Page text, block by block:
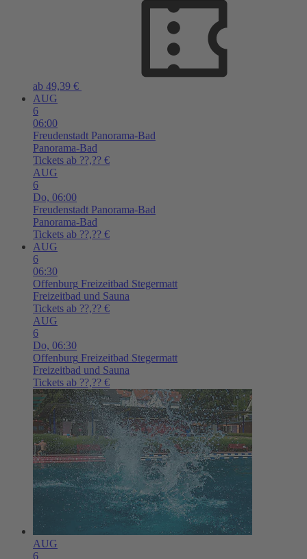
ab 49,39 €
AUG
6
06:00
Freudenstadt Panorama-Bad
Panorama-Bad
Tickets ab ??,?? €
AUG
6
Do, 06:00
Freudenstadt Panorama-Bad
Panorama-Bad
Tickets ab ??,?? €
AUG
6
06:30
Offenburg Freizeitbad Stegermatt
Freizeitbad und Sauna
Tickets ab ??,?? €
AUG
6
Do, 06:30
Offenburg Freizeitbad Stegermatt
Freizeitbad und Sauna
Tickets ab ??,?? €
AUG
6